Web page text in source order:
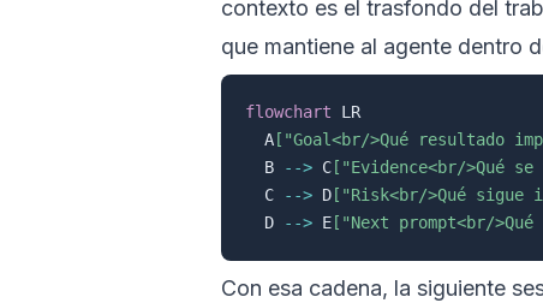
contexto es el trasfondo del
que mantiene al agente dentro
flowchart LR
  A
["Goal<br/>Qué resultado
  B
--> C ["Evidence<br/>Qué
  C
--> D ["Risk<br/>Qué sigue
  D
--> E ["Next prompt<br/
Con esa cadena, la siguiente